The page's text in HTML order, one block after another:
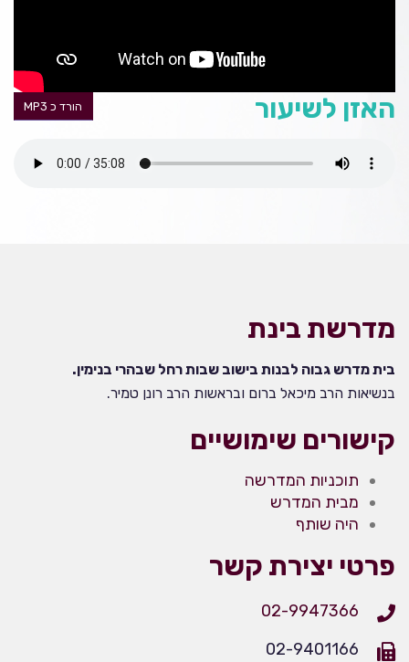
הורד כ MP3 האזן לשיעור
מדרשת בינת
בית מדרש גבוה לבנות בישוב שבות רחל שבהרי בנימין.
בנשיאות הרב מיכאל ברום ובראשות הרב רונן טמיר.
קישורים שימושיים
תוכניות המדרשה
מבית המדרש
היה שותף
פרטי יצירת קשר
02-9947366
02-9401166